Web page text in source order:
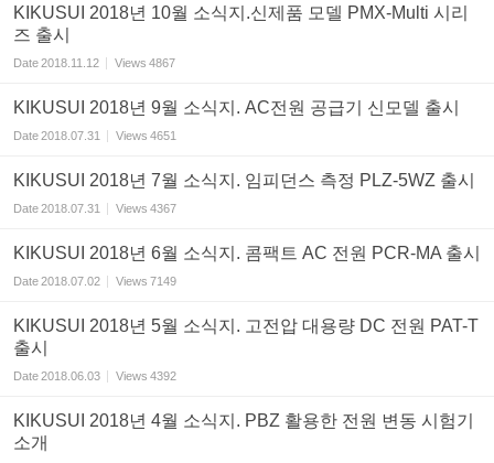
KIKUSUI 2018년 10월 소식지.신제품 모델 PMX-Multi 시리
즈 출시
Date2018.11.12 Views 4867
KIKUSUI 2018년 9월 소식지. AC전원 공급기 신모델 출시
Date2018.07.31 Views 4651
KIKUSUI 2018년 7월 소식지. 임피던스 측정 PLZ-5WZ 출시
Date2018.07.31 Views 4367
KIKUSUI 2018년 6월 소식지. 콤팩트 AC 전원 PCR-MA 출시
Date2018.07.02 Views 7149
KIKUSUI 2018년 5월 소식지. 고전압 대용량 DC 전원 PAT-T
출시
Date2018.06.03 Views 4392
KIKUSUI 2018년 4월 소식지. PBZ 활용한 전원 변동 시험기
소개